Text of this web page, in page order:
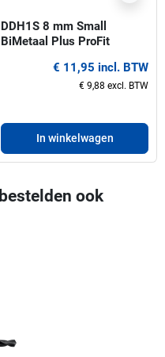
DDH1S 8 mm Small
BiMetaal Plus ProFit
14-30 mm€ 11,95 incl. BTW
€ 9,88 excl. BTW
In winkelwagen
ook